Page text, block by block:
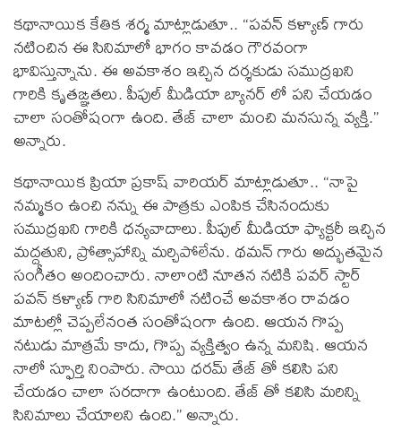
కథానాయిక కేతిక శర్మ మాట్లాడుతూ.. “పవన్ కళ్యాణ్ గారు
నటించిన ఈ సినిమాలో భాగం కావడం గౌరవంగా
భావిస్తున్నాను. ఈ అవకాశం ఇచ్చిన దర్శకుడు సముద్రఖని
గారికి కృతఙ్ఞతలు. పీపుల్ మీడియా బ్యానర్ లో పని చేయడం
చాలా సంతోషంగా ఉంది. తేజ్ చాలా మంచి మనసున్న వ్యక్తి.”
అన్నారు.
కథానాయిక ప్రియా ప్రకాష్ వారియర్ మాట్లాడుతూ.. “నాపై
నమ్మకం ఉంచి నన్ను ఈ పాత్రకు ఎంపిక చేసినందుకు
సముద్రఖని గారికి ధన్యవాదాలు. పీపుల్ మీడియా ఫ్యాక్టరీ ఇచ్చిన
మద్దతుని, ప్రోత్సాహాన్ని మర్చిపోలేను. థమన్ గారు అద్భుతమైన
సంగీతం అందించారు. నాలాంటి నూతన నటికి పవర్ స్టార్
పవన్ కళ్యాణ్ గారి సినిమాలో నటించే అవకాశం రావడం
మాటల్లో చెప్పలేనంత సంతోషంగా ఉంది. ఆయన గొప్ప
నటుడు మాత్రమే కాదు, గొప్ప వ్యక్తిత్వం ఉన్న మనిషి. ఆయన
నాలో స్ఫూర్తి నింపారు. సాయి ధరమ్ తేజ్ తో కలిసి పని
చేయడం చాలా సరదాగా ఉంటుంది. తేజ్ తో కలిసి మరిన్ని
సినిమాలు చేయాలని ఉంది.” అన్నారు.